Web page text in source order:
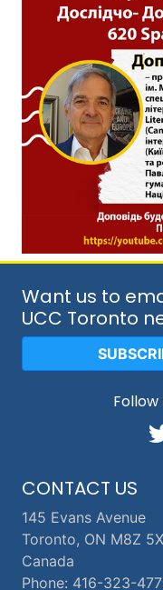
CONTACT US
145 Evans Avenue
Toronto, ON M8Z
Canada
Phone: 416-323-
Want us to
UCC Toronto
Follow